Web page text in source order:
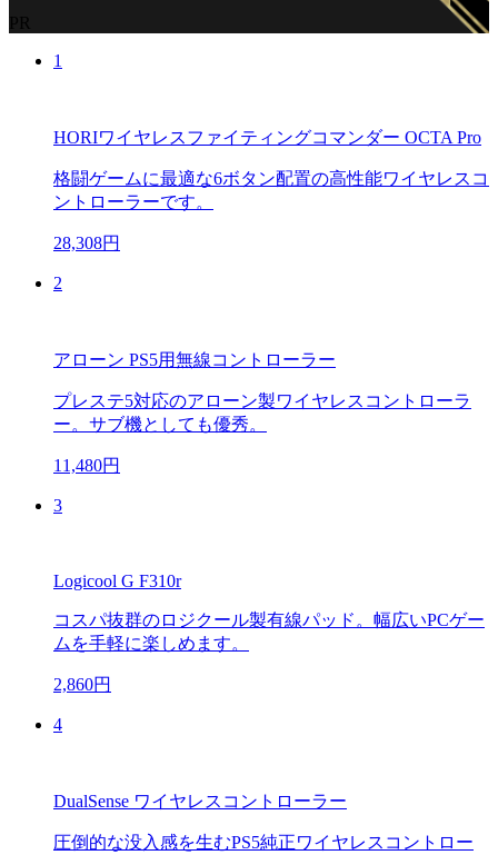
PR
1
HORIワイヤレスファイティングコマンダー OCTA Pro
格闘ゲームに最適な6ボタン配置の高性能ワイヤレスコ
ントローラーです。
28,308円
2
アローン PS5用無線コントローラー
プレステ5対応のアローン製ワイヤレスコントローラ
ー。サブ機としても優秀。
11,480円
3
Logicool G F310r
コスパ抜群のロジクール製有線パッド。幅広いPCゲー
ムを手軽に楽しめます。
2,860円
4
DualSense ワイヤレスコントローラー
圧倒的な没入感を生むPS5純正ワイヤレスコントロー